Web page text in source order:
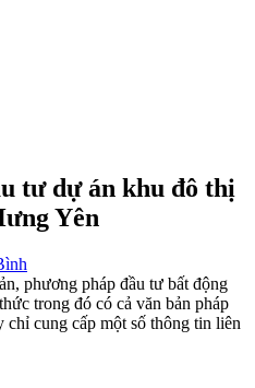
tư dự án khu đô thị
Yên
phương pháp đầu tư bất động
trong đó có cả văn bản pháp
chỉ cung cấp một số thông tin liên